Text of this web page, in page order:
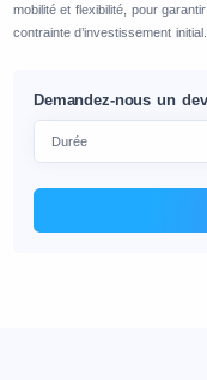
mobilité et flexibilité, pour
contrainte d’investissement initial.
Demandez-nous un